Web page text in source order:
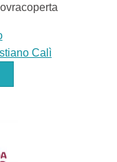
Calì